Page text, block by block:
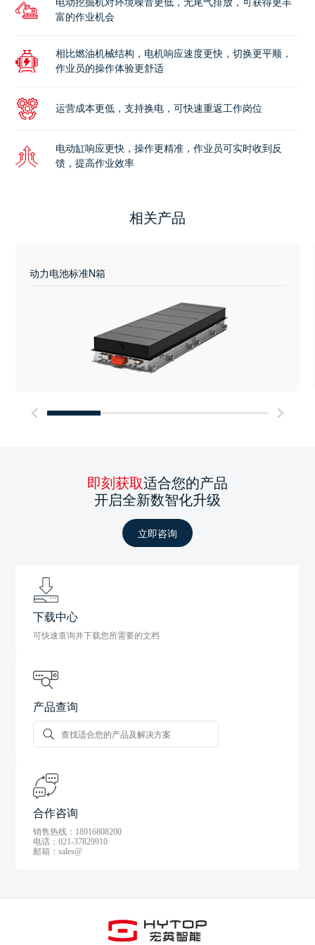
电动挖掘机对环境噪音更低，无尾气排放，可获得更丰
富的作业机会
相比燃油机械结构，电机响应速度更快，切换更平顺，
作业员的操作体验更舒适
运营成本更低，支持换电，可快速重返工作岗位
电动缸响应更快，操作更精准，作业员可实时收到反
馈，提高作业效率
相关产品
动力电池标准N箱
即刻获取适合您的产品
开启全新数智化升级
立即咨询
下载中心
可快速查询并下载您所需要的文档
产品查询
合作咨询
销售热线：18916808200
电话：021-37829910
邮箱：sales@